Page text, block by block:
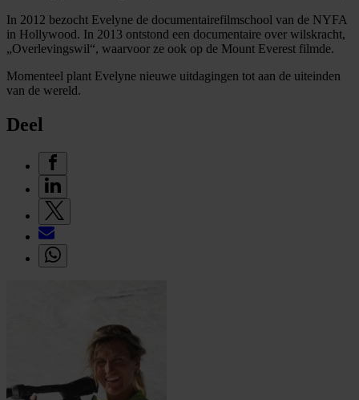
In 2012 bezocht Evelyne de documentairefilmschool van de NYFA
in Hollywood. In 2013 ontstond een documentaire over wilskracht,
„Overlevingswil“, waarvoor ze ook op de Mount Everest filmde.
Momenteel plant Evelyne nieuwe uitdagingen tot aan de uiteinden
van de wereld.
Deel